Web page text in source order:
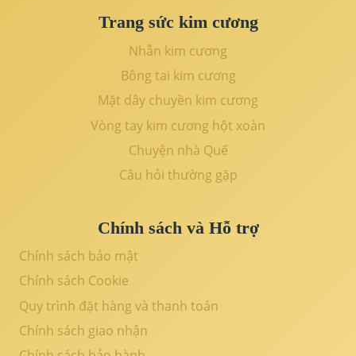
Trang sức kim cương
Nhẫn kim cương
Bông tai kim cương
Mặt dây chuyền kim cương
Vòng tay kim cương hột xoàn
Chuyện nhà Quế
Câu hỏi thường gặp
Chính sách và Hỗ trợ
Chính sách bảo mật
Chính sách Cookie
Quy trình đặt hàng và thanh toán
Chính sách giao nhận